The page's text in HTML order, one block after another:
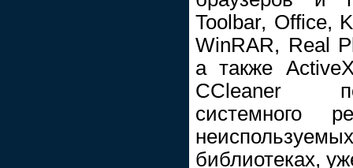
Toolbar, Office,
WinRAR, Real
а также
CCleaner
системного
библиотеках,